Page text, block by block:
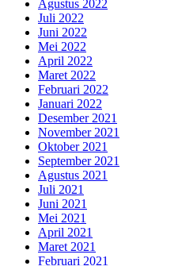
Agustus 2022
Juli 2022
Juni 2022
Mei 2022
April 2022
Maret 2022
Februari 2022
Januari 2022
Desember 2021
November 2021
Oktober 2021
September 2021
Agustus 2021
Juli 2021
Juni 2021
Mei 2021
April 2021
Maret 2021
Februari 2021